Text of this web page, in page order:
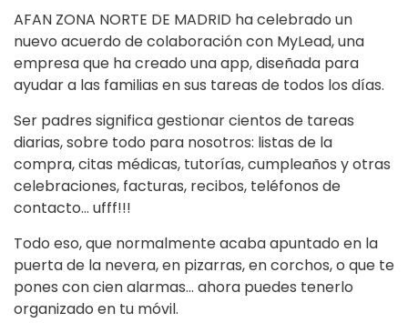
AFAN ZONA NORTE DE MADRID ha celebrado un
nuevo acuerdo de colaboración con MyLead, una
empresa que ha creado una app, diseñada para
ayudar a las familias en sus tareas de todos los días.
Ser padres significa gestionar cientos de tareas
diarias, sobre todo para nosotros: listas de la
compra, citas médicas, tutorías, cumpleaños y otras
celebraciones, facturas, recibos, teléfonos de
contacto… ufff!!!
Todo eso, que normalmente acaba apuntado en la
puerta de la nevera, en pizarras, en corchos, o que te
pones con cien alarmas… ahora puedes tenerlo
organizado en tu móvil.